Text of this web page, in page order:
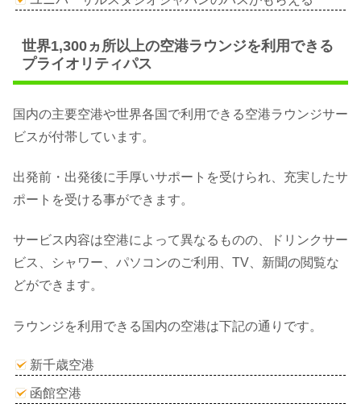
世界1,300ヵ所以上の空港ラウンジを利用できる
プライオリティパス
国内の主要空港や世界各国で利用できる空港ラウンジサー
ビスが付帯しています。
出発前・出発後に手厚いサポートを受けられ、充実したサ
ポートを受ける事ができます。
サービス内容は空港によって異なるものの、ドリンクサー
ビス、シャワー、パソコンのご利用、TV、新聞の閲覧な
どができます。
ラウンジを利用できる国内の空港は下記の通りです。
新千歳空港
函館空港